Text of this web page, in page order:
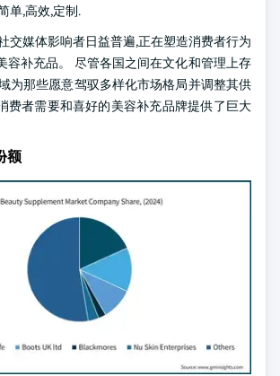
单,高效,定制.
交媒体影响者日益普遍,正在塑造消费者行为
容补充品。 尽管各国之间在文化和管理上存
为那些愿意驾驭多样化市场格局并调整其供
费者需要和喜好的美容补充品牌提供了巨大
额